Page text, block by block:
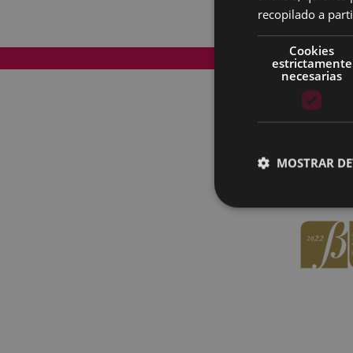
Mapa del Sitio
recopilado a
Cookies
estrictamente
necesarias
MOSTRAR